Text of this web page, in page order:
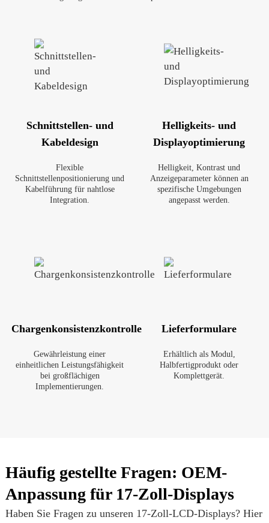
Schnittstellen- und
Kabeldesign
Flexible
Schnittstellenpositionierung und
Kabelführung für nahtlose
Integration.
Helligkeits- und
Displayoptimierung
Helligkeit, Kontrast und
Anzeigeparameter können an
spezifische Umgebungen
angepasst werden.
Chargenkonsistenzkontrolle
Gewährleistung einer
einheitlichen Leistungsfähigkeit
bei großflächigen
Implementierungen.
Lieferformulare
Erhältlich als Modul,
Halbfertigprodukt oder
Komplettgerät.
Häufig gestellte Fragen: OEM-
Anpassung für 17-Zoll-Displays
Haben Sie Fragen zu unseren 17-Zoll-LCD-Displays? Hier